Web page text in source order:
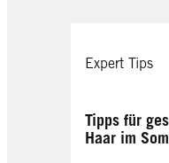
Expert Tips
Tipps für
Haar im